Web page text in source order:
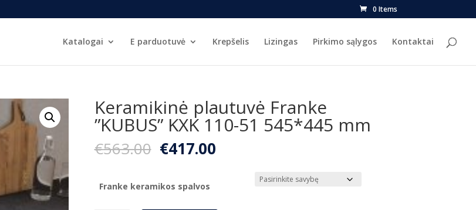
0 Items
Katalogai E parduotuvė Krepšelis Lizingas Pirkimo sąlygos Kontaktai
Keramikinė plautuvė Franke
”KUBUS” KXK 110-51 545*445 mm
€563.00 Original
price
€563.00.
€417.00Current
€417.00.
Franke keramikos spalvos